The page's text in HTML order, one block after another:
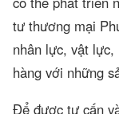
tư thương mại
nhân lực, vật
hàng với những
Để được tư cấn